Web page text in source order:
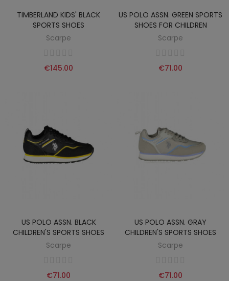
TIMBERLAND KIDS' BLACK
SPORTS SHOES
Scarpe
€145.00
US POLO ASSN. GREEN SPORTS
SHOES FOR CHILDREN
Scarpe
€71.00
US POLO ASSN. BLACK
CHILDREN'S SPORTS SHOES
Scarpe
€71.00
US POLO ASSN. GRAY
CHILDREN'S SPORTS SHOES
Scarpe
€71.00